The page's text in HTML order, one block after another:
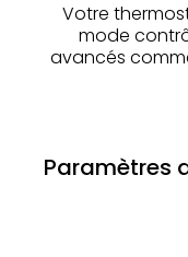
Votre
mode
avancés
Paramètres